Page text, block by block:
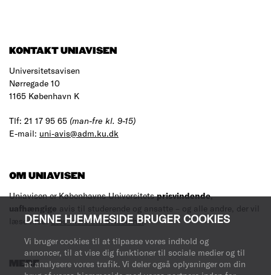
DENNE HJEMMESIDE BRUGER COOKIES
Vi bruger cookies til at tilpasse vores indhold og
annoncer, til at vise dig funktioner til sociale medier og til
at analysere vores trafik. Vi deler også oplysninger om din
KONTAKT UNIAVISEN
Universitetsavisen
Nørregade 10
1165 København K
Tlf: 21 17 95 65 (man-fre kl. 9-15)
E-mail: uni-avis@adm.ku.dk
OM UNIAVISEN
Uniavisen er Københavns Universitetsprisvindende,
uafhængige avis til studerende og ansatte – og alle andre, der vil
læse med.Læs mere om avisen her.
MERE